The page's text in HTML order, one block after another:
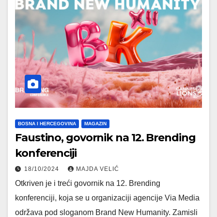
BOSNA I HERCEGOVINA MAGAZIN
Faustino, govornik na 12. Brending
konferenciji
18/10/2024 MAJDA VELIĆ
Otkriven je i treći govornik na 12. Brending
konferenciji, koja se u organizaciji agencije Via Media
održava pod sloganom Brand New Humanity. Zamisli